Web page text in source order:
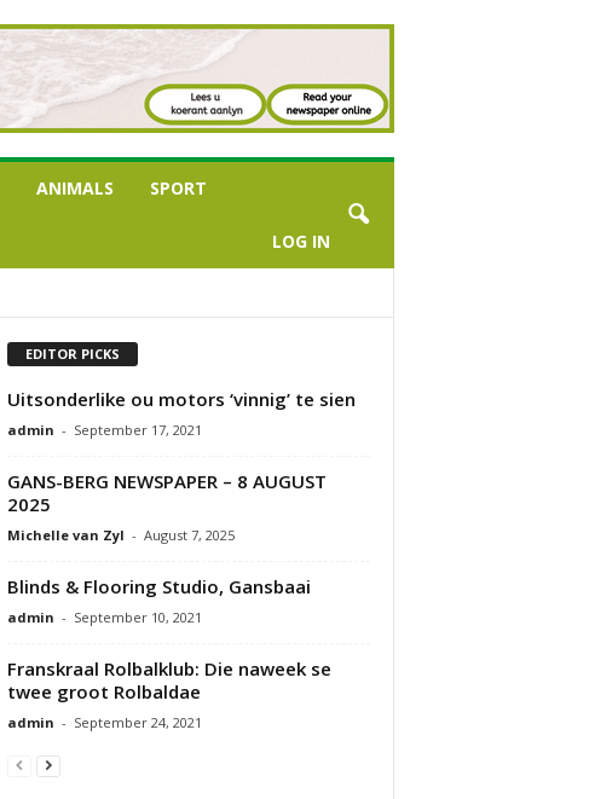
ANIMALS SPORT
LOG IN
EDITOR PICKS
Uitsonderlike ou motors ‘vinnig’ te sien
admin - September 17, 2021
GANS-BERG NEWSPAPER – 8 AUGUST
2025
Michelle van Zyl - August 7, 2025
Blinds & Flooring Studio, Gansbaai
admin - September 10, 2021
Franskraal Rolbalklub: Die naweek se
twee groot Rolbaldae
admin - September 24, 2021